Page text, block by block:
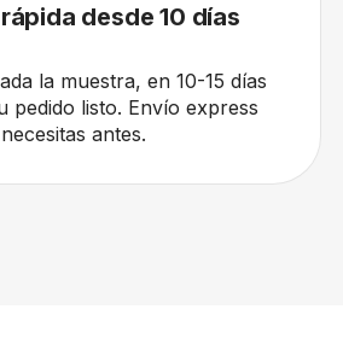
desde 10 días
la muestra, en 10-15 días
pedido listo. Envío express
antes.